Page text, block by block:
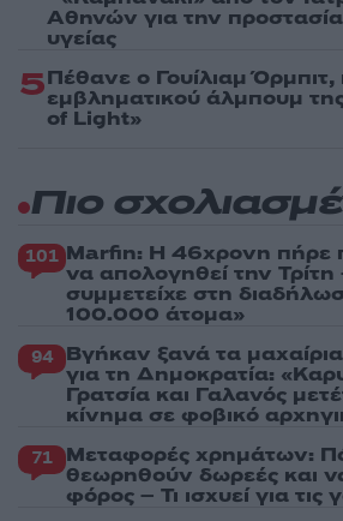
Αθηνών για την
υγείας
5Πέθανε ο Γουίλιαμ
εμβληματικού άλμπουμ
of Light»
Πιο
101 Marfin: Η 46χρονη πήρε
να απολογηθεί την
συμμετείχε στη
100.000 άτομα»
94 Βγήκαν ξανά τα
για τη Δημοκρατία:
Γρατσία και Γαλανός
κίνημα σε φοβικό
71 Μεταφορές χρημάτων:
θεωρηθούν δωρεές και
φόρος – Τι ισχυεί για τις